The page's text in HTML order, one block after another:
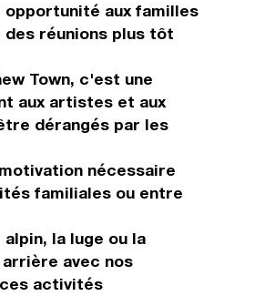
opportunité aux familles
des réunions plus tôt
Town, c'est une
aux artistes et aux
dérangés par les
nécessaire
familiales ou entre
la luge ou la
avec nos
activités